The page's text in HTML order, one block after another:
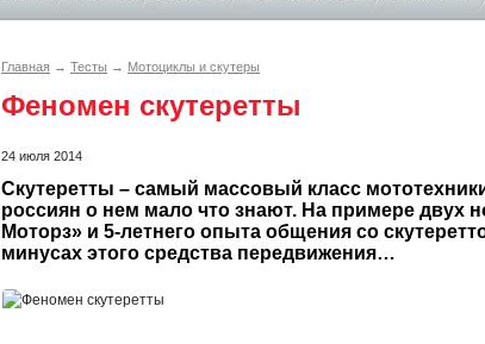
Главная → Тесты → Мотоциклы и скутеры
Феномен скутеретты
24 июля 2014
Скутеретты – самый массовый класс
россиян о нем мало что знают. На примере двух
Моторз» и 5-летнего опыта общения со
минусах этого средства передвижения…